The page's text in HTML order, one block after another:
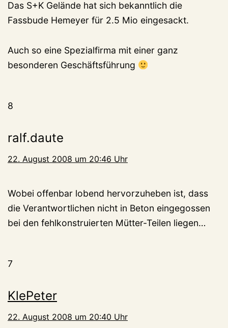
Das S+K Gelände hat sich bekanntlich die
Fassbude Hemeyer für 2.5 Mio eingesackt.
Auch so eine Spezialfirma mit einer ganz
besonderen Geschäftsführung
8
ralf.daute
22. August 2008 um 20:46 Uhr
Wobei offenbar lobend hervorzuheben ist, dass
die Verantwortlichen nicht in Beton eingegossen
bei den fehlkonstruierten Mütter-Teilen liegen…
7
KlePeter
22. August 2008 um 20:40 Uhr